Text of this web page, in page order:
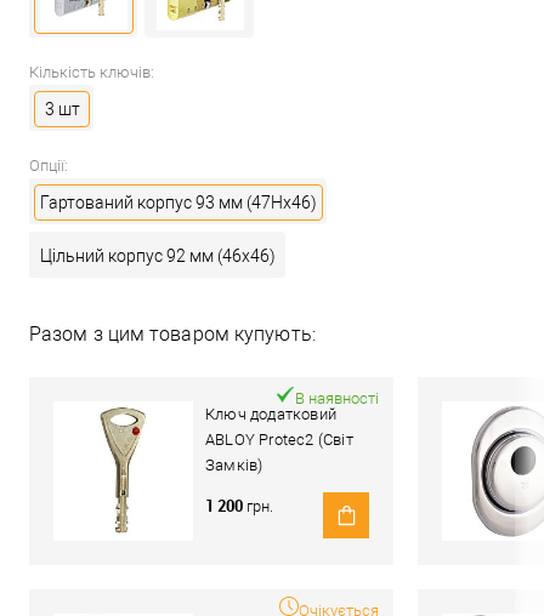
Кількість ключів:
3 шт
Опції:
Гартований корпус 93 мм (47Hx46)
Цільний корпус 92 мм (46x46)
Разом з цим товаром купують:
Ключ додатковий
ABLOY Protec2 (Світ
Замків)
В наявності
1 200 грн.
Очікується